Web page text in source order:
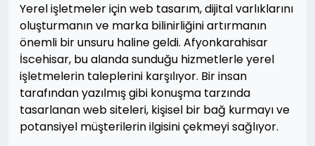
Yerel işletmeler için web tasarım, dijital varlıklarını
oluşturmanın ve marka bilinirliğini artırmanın
önemli bir unsuru haline geldi. Afyonkarahisar
İscehisar, bu alanda sunduğu hizmetlerle yerel
işletmelerin taleplerini karşılıyor. Bir insan
tarafından yazılmış gibi konuşma tarzında
tasarlanan web siteleri, kişisel bir bağ kurmayı ve
potansiyel müşterilerin ilgisini çekmeyi sağlıyor.